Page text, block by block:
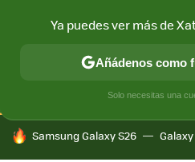
CONECTIVIDAD MÓVIL Y
HOY SE HABLA DE
Samsung Galaxy S26
Ya puedes ver más de
Añádenos como
Solo necesitas una